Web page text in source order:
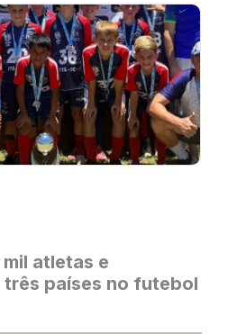
atletas e
países no futebol